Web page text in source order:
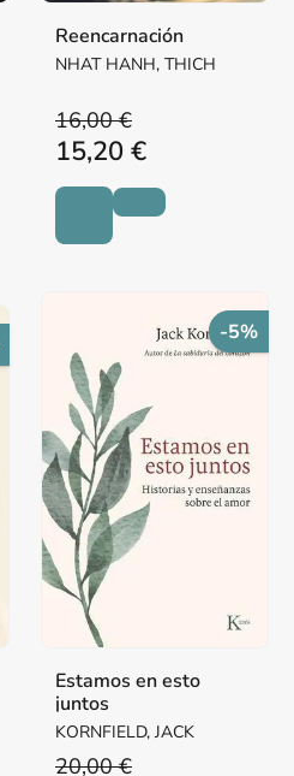
Reencarnación
NHAT HANH, THICH
16,00 €
15,20 €
-5%
Estamos en esto
juntos
KORNFIELD, JACK
20,00 €